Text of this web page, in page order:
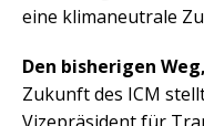
eine klimaneutrale
Den bisherigen Weg,
Zukunft des ICM